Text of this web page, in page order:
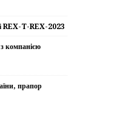
REX-T-REX-2023
компанією
прапор